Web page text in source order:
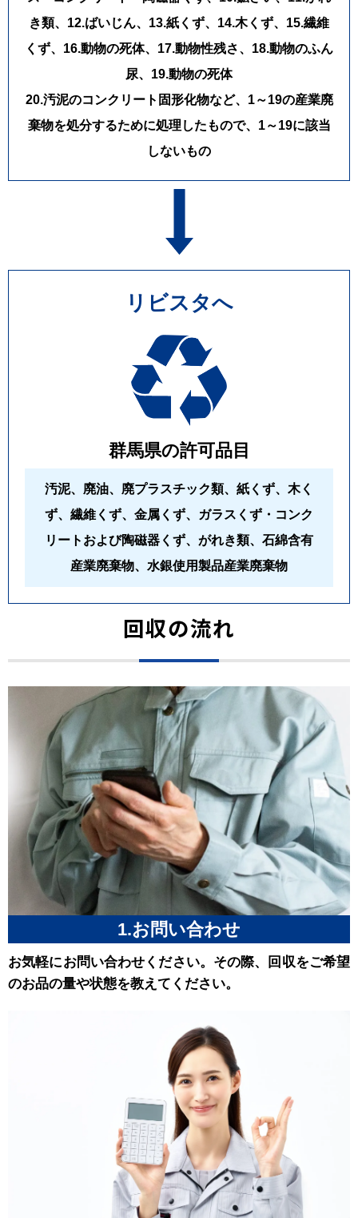
き類、12.ばいじん、13.紙くず、14.木くず、15.繊維
くず、16.動物の死体、17.動物性残さ、18.動物のふん
尿、19.動物の死体
20.汚泥のコンクリート固形化物など、1～19の産業廃
棄物を処分するために処理したもので、1～19に該当
しないもの
リビスタへ
群馬県の許可品目
汚泥、廃油、廃プラスチック類、紙くず、木く
ず、繊維くず、金属くず、ガラスくず・コンク
リートおよび陶磁器くず、がれき類、石綿含有
産業廃棄物、水銀使用製品産業廃棄物
回収の流れ
1.お問い合わせ
お気軽にお問い合わせください。その際、回収をご希望
のお品の量や状態を教えてください。